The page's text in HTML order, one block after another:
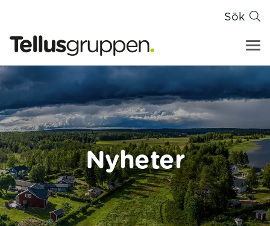
Sök
Hoppa till innehåll
Tellusgruppen
Nyheter